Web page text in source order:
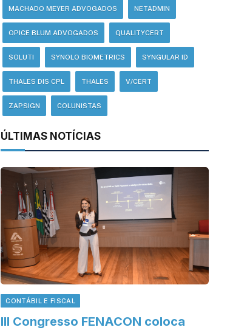
MACHADO MEYER ADVOGADOS NETADMIN
OPICE BLUM ADVOGADOS QUALITYCERT
SOLUTI SYNOLO BIOMETRICS SYNGULAR ID
THALES DIS CPL THALES V/CERT
ZAPSIGN COLUNISTAS
ÚLTIMAS NOTÍCIAS
CONTÁBIL E FISCAL
III Congresso FENACON coloca